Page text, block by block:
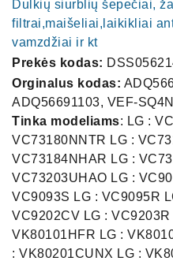
Dulkių siurblių šepečiai,
filtrai,maišeliai,laikikliai
vamzdžiai ir kt
Prekės kodas:
Orginalus kodas:
ADQ56691103, VEF-
Tinka modeliams: LG :
VC73180NNTR LG :
VC73184NHAR LG :
VC73203UHAO LG :
VC9093S LG : VC9095R
VC9202CV LG :
VK80101HFR LG :
: VK80201CUNX LG :